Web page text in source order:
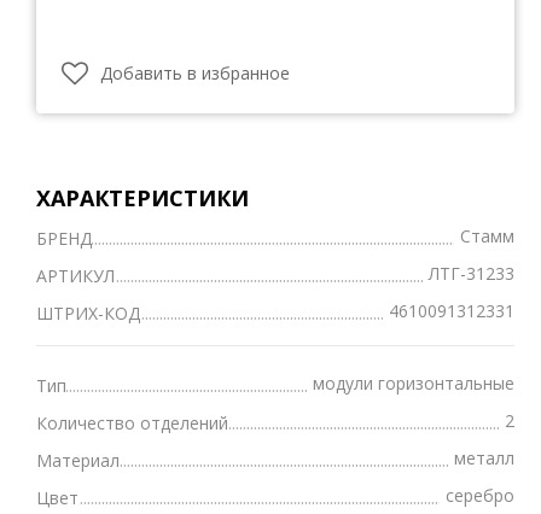
Добавить в избранное
ХАРАКТЕРИСТИКИ
БРЕНД
Стамм
АРТИКУЛ
ЛТГ-31233
ШТРИХ-КОД
4610091312331
Тип
модули горизонтальные
Количество отделений
2
Материал
металл
Цвет
серебро